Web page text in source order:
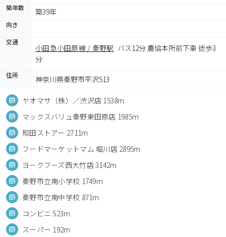
築年数 築39年
向き
交通
小田急小田原線 / 秦野駅 バス12分 農協本所前下車 徒歩3
分
住所 神奈川県秦野市平沢513
ヤオマサ（株）／渋沢店 1538m
マックスバリュ秦野東田原店 1985m
和田ストアー 2711m
フードマーケットマム 堀川店 2895m
ヨークフーズ西大竹店 3142m
秦野市立南小学校 1749m
秦野市立南中学校 871m
コンビニ 523m
スーパー 192m